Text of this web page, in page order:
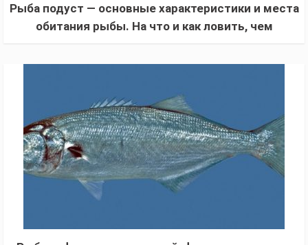
Рыба подуст — основные характеристики и места
обитания рыбы. На что и как ловить, чем